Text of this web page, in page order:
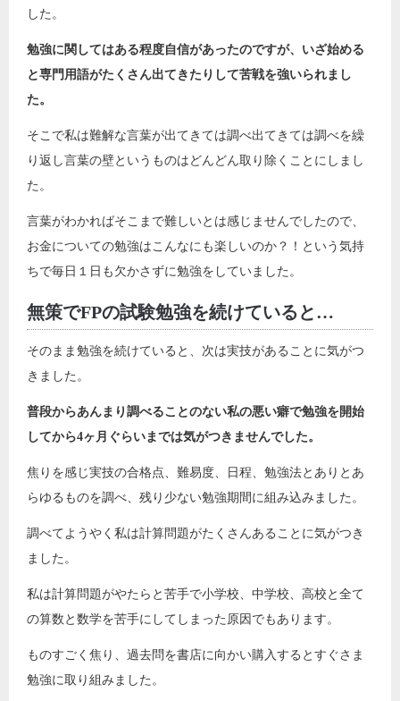
した。
勉強に関してはある程度自信があったのですが、いざ始める
と専門用語がたくさん出てきたりして苦戦を強いられまし
た。
そこで私は難解な言葉が出てきては調べ出てきては調べを繰
り返し言葉の壁というものはどんどん取り除くことにしまし
た。
言葉がわかればそこまで難しいとは感じませんでしたので、
お金についての勉強はこんなにも楽しいのか？！という気持
ちで毎日１日も欠かさずに勉強をしていました。
無策でFPの試験勉強を続けていると…
そのまま勉強を続けていると、次は実技があることに気がつ
きました。
普段からあんまり調べることのない私の悪い癖で勉強を開始
してから4ヶ月ぐらいまでは気がつきませんでした。
焦りを感じ実技の合格点、難易度、日程、勉強法とありとあ
らゆるものを調べ、残り少ない勉強期間に組み込みました。
調べてようやく私は計算問題がたくさんあることに気がつき
ました。
私は計算問題がやたらと苦手で小学校、中学校、高校と全て
の算数と数学を苦手にしてしまった原因でもあります。
ものすごく焦り、過去問を書店に向かい購入するとすぐさま
勉強に取り組みました。